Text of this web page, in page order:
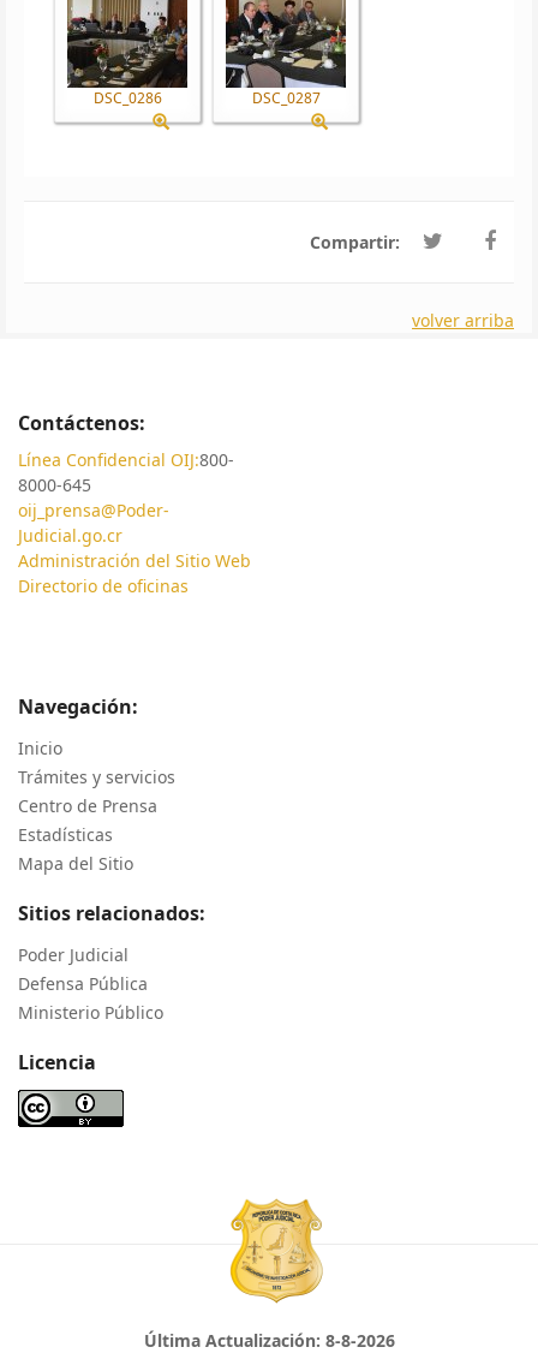
DSC_0286 DSC_0287
Compartir:
volver arriba
Contáctenos:
Línea Confidencial OIJ:800-
8000-645
oij_prensa@Poder-
Judicial.go.cr
Administración del Sitio Web
Directorio de oficinas
Navegación:
Inicio
Trámites y servicios
Centro de Prensa
Estadísticas
Mapa del Sitio
Sitios relacionados:
Poder Judicial
Defensa Pública
Ministerio Público
Licencia
Última Actualización: 8-8-2026